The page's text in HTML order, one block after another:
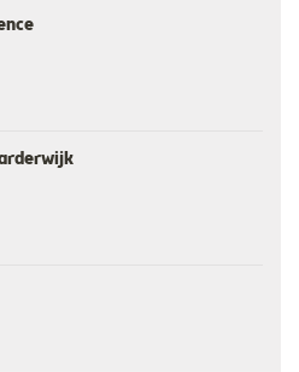
en Houthandel Hierden